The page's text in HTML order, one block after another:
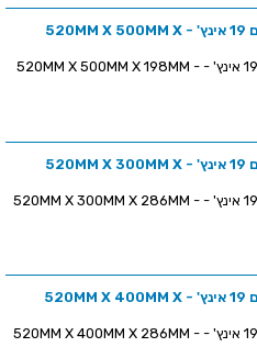
מארז אלומיניום 19 אינץ' - 520MM X 500MM X
מארז אלומיניום 19 אינץ' - 520MM X 500MM X 198MM -
מארז אלומיניום 19 אינץ' - 520MM X 300MM X
מארז אלומיניום 19 אינץ' - 520MM X 300MM X 286MM -
מארז אלומיניום 19 אינץ' - 520MM X 400MM X
מארז אלומיניום 19 אינץ' - 520MM X 400MM X 286MM -